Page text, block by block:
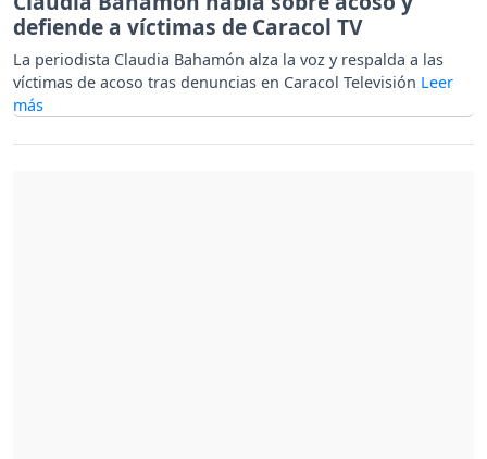
defiende a víctimas de Caracol TV
La periodista Claudia Bahamón alza la voz y respalda a las
víctimas de acoso tras denuncias en Caracol Televisión